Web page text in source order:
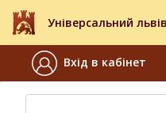
Універсальний
Вхід в кабінет